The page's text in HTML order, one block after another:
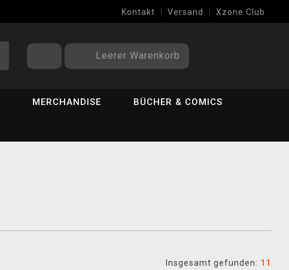
Kontakt Versand Xzone Club
Leerer Warenkorb
MERCHANDISE BÜCHER & COMICS
Insgesamt gefunden: 11